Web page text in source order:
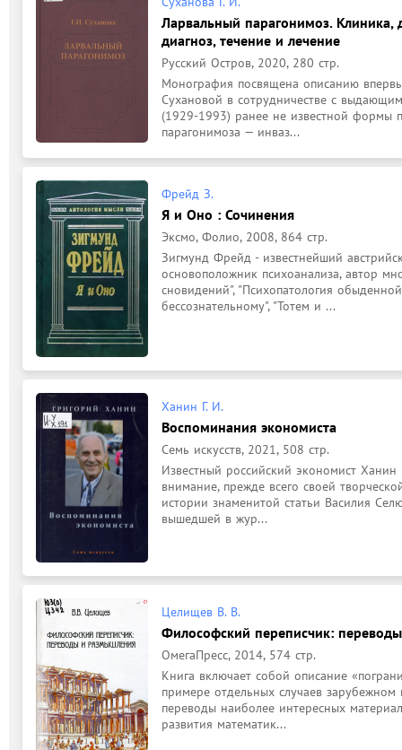
Ларвальный парагонимоз.
диагноз, течение и лечение
Русский Остров, 2020, 280 стр.
Монография посвящена описанию
Сухановой в сотрудничестве с
(1929-1993) ранее не известной формы
парагонимоза — инваз...
Фрейд З.
Я и Оно : Сочинения
Эксмо, Фолио, 2008, 864 стр.
Зигмунд Фрейд - известнейший
основоположник психоанализа, автор
сновидений", "Психопатология
бессознательному", "Тотем и ...
Ханин Г. И.
Воспоминания экономиста
Семь искусств, 2021, 508 стр.
Известный российский экономист Ханин
внимание, прежде всего своей
истории знаменитой статьи Василия
вышедшей в жур...
Целищев В. В.
Философский переписчик:
ОмегаПресс, 2014, 574 стр.
Книга включает собой описание
примере отдельных случаев
переводы наиболее интересных
развития математик...